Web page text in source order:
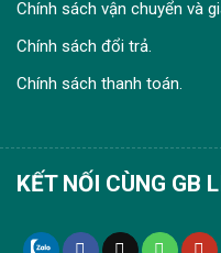
Chính sách vận chuyển và
Chính sách đổi trả.
Chính sách thanh toán.
KẾT NỐI CÙNG GB